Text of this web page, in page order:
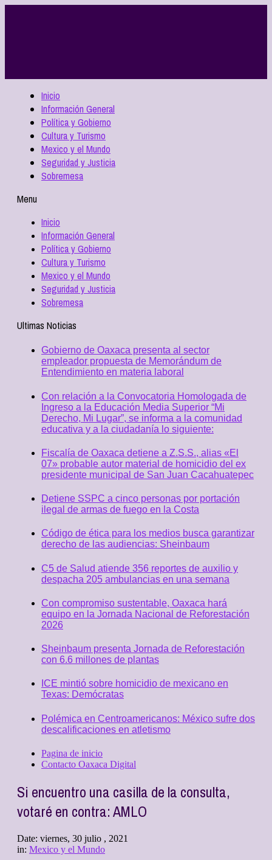
Inicio
Información General
Política y Gobierno
Cultura y Turismo
Mexico y el Mundo
Seguridad y Justicia
Sobremesa
Menu
Inicio
Información General
Política y Gobierno
Cultura y Turismo
Mexico y el Mundo
Seguridad y Justicia
Sobremesa
Ultimas Noticias
Gobierno de Oaxaca presenta al sector
empleador propuesta de Memorándum de
Entendimiento en materia laboral
Con relación a la Convocatoria Homologada de
Ingreso a la Educación Media Superior “Mi
Derecho, Mi Lugar”, se informa a la comunidad
educativa y a la ciudadanía lo siguiente:
Fiscalía de Oaxaca detiene a Z.S.S., alias «El
07» probable autor material de homicidio del ex
presidente municipal de San Juan Cacahuatepec
Detiene SSPC a cinco personas por portación
ilegal de armas de fuego en la Costa
Código de ética para los medios busca garantizar
derecho de las audiencias: Sheinbaum
C5 de Salud atiende 356 reportes de auxilio y
despacha 205 ambulancias en una semana
Con compromiso sustentable, Oaxaca hará
equipo en la Jornada Nacional de Reforestación
2026
Sheinbaum presenta Jornada de Reforestación
con 6.6 millones de plantas
ICE mintió sobre homicidio de mexicano en
Texas: Demócratas
Polémica en Centroamericanos: México sufre dos
descalificaciones en atletismo
Pagina de inicio
Contacto Oaxaca Digital
Si encuentro una casilla de la consulta,
votaré en contra: AMLO
Date: viernes, 30 julio , 2021
in: Mexico y el Mundo